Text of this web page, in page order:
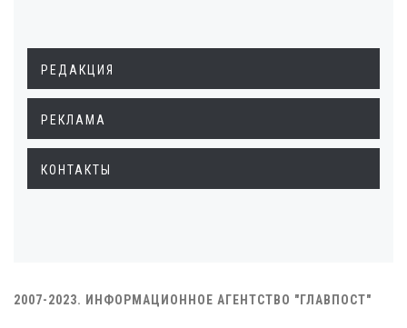
РЕДАКЦИЯ
РЕКЛАМА
КОНТАКТЫ
2007-2023. ИНФОРМАЦИОННОЕ АГЕНТСТВО "ГЛАВПОСТ"